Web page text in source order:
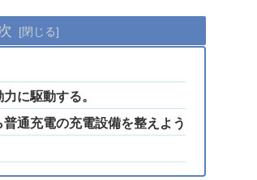
に駆動する。
通充電の充電設備を整えよう